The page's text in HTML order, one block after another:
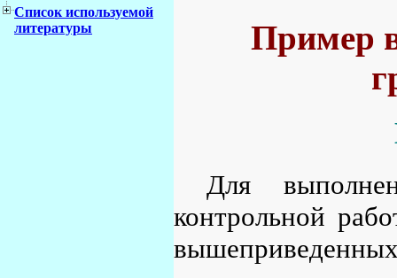
Список используемой
литературы
Пример
Для
контрольной